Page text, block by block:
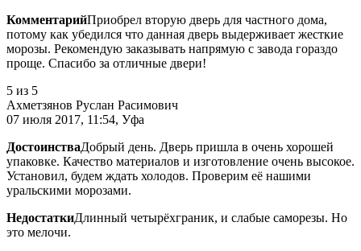
КомментарийПриобрел вторую дверь для частного дома,
потому как убедился что данная дверь выдерживает жесткие
морозы. Рекомендую заказывать напрямую с завода гораздо
проще. Спасибо за отличные двери!
5 из 5
Ахметзянов Руслан Расимович
07 июля 2017, 11:54, Уфа
ДостоинстваДобрый день. Дверь пришла в очень хорошей
упаковке. Качество материалов и изготовление очень высокое.
Установил, будем ждать холодов. Проверим её нашими
уральскими морозами.
НедостаткиДлинный четырёхграник, и слабые саморезы. Но
это мелочи.